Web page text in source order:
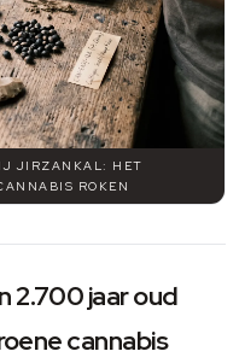
JIRZANKAL: HET
ROKEN
2.700 jaar oud
cannabis